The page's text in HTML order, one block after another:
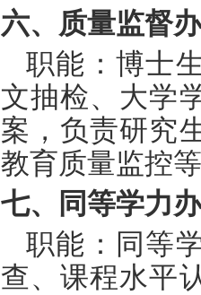
六、质量监督
职能：博士
文抽检、大学
案，负责研究
教育质量监控
七、同等学力
职能：同等
查、课程水平